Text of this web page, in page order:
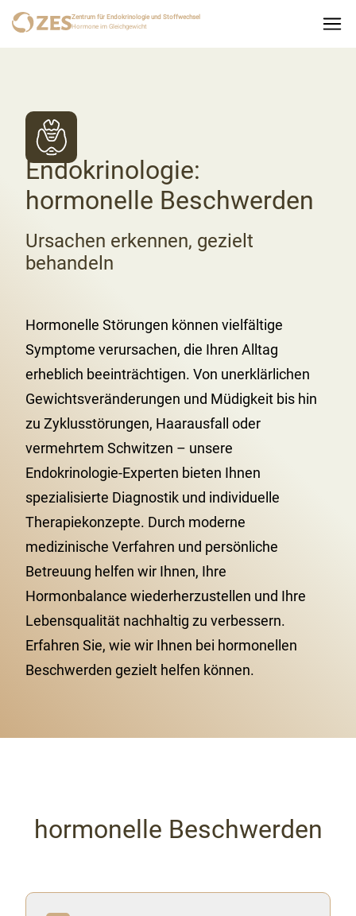
Zentrum für Endokrinologie und Stoffwechsel
Hormone im Gleichgewicht
Endokrinologie:
hormonelle Beschwerden
Ursachen erkennen, gezielt
behandeln
Hormonelle Störungen können vielfältige
Symptome verursachen, die Ihren Alltag
erheblich beeinträchtigen. Von unerklärlichen
Gewichtsveränderungen und Müdigkeit bis hin
zu Zyklusstörungen, Haarausfall oder
vermehrtem Schwitzen – unsere
Endokrinologie-Experten bieten Ihnen
spezialisierte Diagnostik und individuelle
Therapiekonzepte. Durch moderne
medizinische Verfahren und persönliche
Betreuung helfen wir Ihnen, Ihre
Hormonbalance wiederherzustellen und Ihre
Lebensqualität nachhaltig zu verbessern.
Erfahren Sie, wie wir Ihnen bei hormonellen
Beschwerden gezielt helfen können.
hormonelle Beschwerden